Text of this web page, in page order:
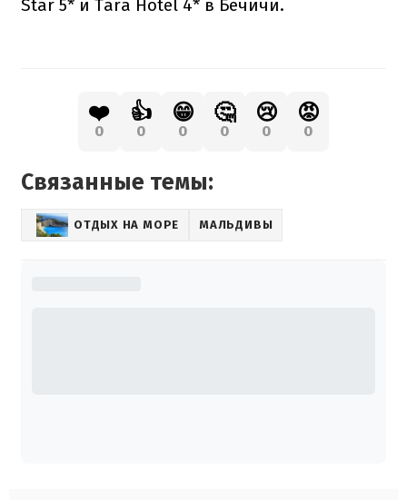
Star 5* и Tara Hotel 4* в Бечичи.
❤️
0
👍
0
😁
0
🤔
0
😢
0
😡
0
Связанные темы:
ОТДЫХ НА МОРЕ МАЛЬДИВЫ